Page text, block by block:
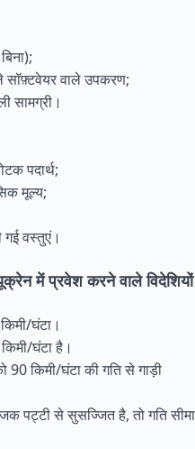
सॉफ़्टवेयर वाले उपकरण;
सामग्री।
पदार्थ;
मूल्य;
गई वस्तुएं।
यूक्रेन में प्रवेश करने वाले विदेशियों
घंटा।
घंटा है।
किमी/घंटा की गति से गाड़ी
पट्टी से सुसज्जित है, तो गति सीमा